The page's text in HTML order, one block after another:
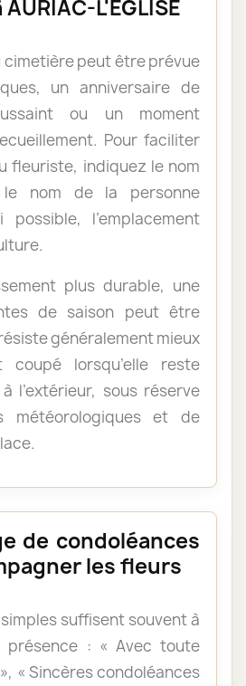
L'ÉGLISE
cimetière peut être prévue
un anniversaire de
ou un moment
Pour faciliter
fleuriste, indiquez le nom
nom de la personne
l’emplacement
plus durable, une
de saison peut être
généralement mieux
coupé lorsqu’elle reste
l’extérieur, sous réserve
météorologiques et de
de condoléances
les fleurs
suffisent souvent à
présence : « Avec toute
« Sincères condoléances